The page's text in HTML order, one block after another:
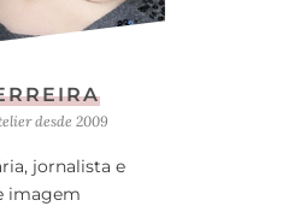
desde 2009
jornalista e
imagem